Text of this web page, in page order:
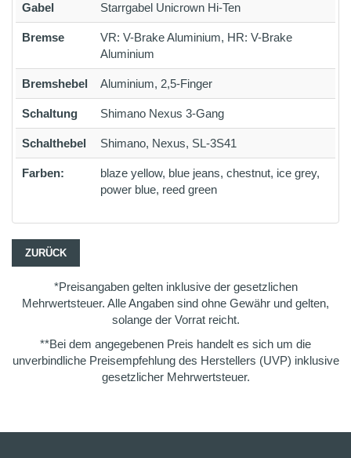
Gabel Starrgabel Unicrown Hi-Ten
Bremse
VR: V-Brake Aluminium, HR: V-Brake
Aluminium
Bremshebel Aluminium, 2,5-Finger
Schaltung Shimano Nexus 3-Gang
Schalthebel Shimano, Nexus, SL-3S41
Farben:
blaze yellow, blue jeans, chestnut, ice grey,
power blue, reed green
ZURÜCK
*Preisangaben gelten inklusive der gesetzlichen
Mehrwertsteuer. Alle Angaben sind ohne Gewähr und gelten,
solange der Vorrat reicht.
**Bei dem angegebenen Preis handelt es sich um die
unverbindliche Preisempfehlung des Herstellers (UVP) inklusive
gesetzlicher Mehrwertsteuer.